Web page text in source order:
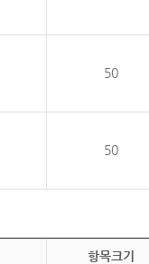
50
50
항목크기